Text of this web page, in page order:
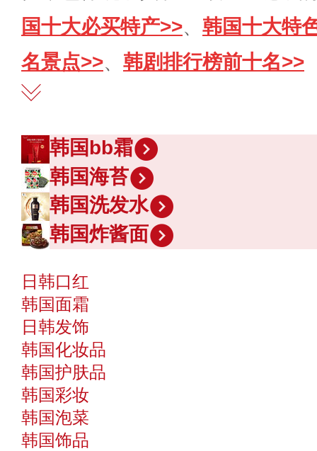
国十大必买特产>>、 韩国十大特
名景点>>、 韩剧排行榜前十名>>
韩国bb霜
韩国海苔
韩国洗发水
韩国炸酱面
日韩口红
韩国面霜
日韩发饰
韩国化妆品
韩国护肤品
韩国彩妆
韩国泡菜
韩国饰品